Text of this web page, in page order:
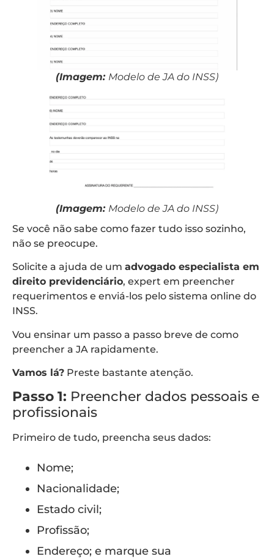
(Imagem: Modelo de JA do INSS)
(Imagem: Modelo de JA do INSS)
Se você não sabe como fazer tudo isso sozinho,
não se preocupe.
Solicite a ajuda de um advogado especialista em
direito previdenciário, expert em preencher
requerimentos e enviá-los pelo sistema online do
INSS.
Vou ensinar um passo a passo breve de como
preencher a JA rapidamente.
Vamos lá? Preste bastante atenção.
Passo 1: Preencher dados pessoais e
profissionais
Primeiro de tudo, preencha seus dados:
Nome;
Nacionalidade;
Estado civil;
Profissão;
Endereço; e marque sua